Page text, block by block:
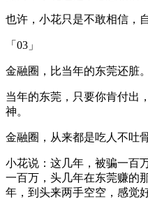
也许，小花只是不敢相信，
「03」
金融圈，比当年的东莞还脏。
当年的东莞，只要你肯付出
神。
金融圈，从来都是吃人不吐
小花说：这几年，被骗一百
一百万，头几年在东莞赚的
年，到头来两手空空，感觉